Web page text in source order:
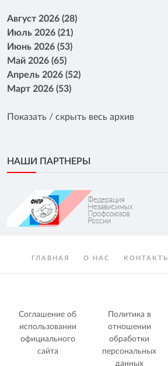
Август 2026 (28)
Июль 2026 (21)
Июнь 2026 (53)
Май 2026 (65)
Апрель 2026 (52)
Март 2026 (53)
Показать / скрыть весь архив
НАШИ ПАРТНЕРЫ
ГЛАВНАЯ О НАС КОНТАКТЫ
Соглашение об
использовании
официального
сайта
Политика в
отношении
обработки
персональных
данных